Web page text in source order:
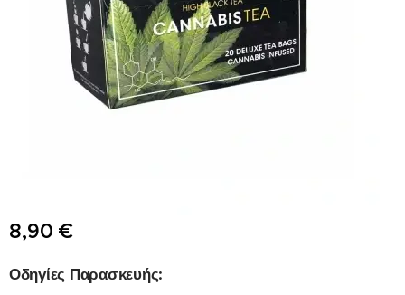
8,90 €
Οδηγίες Παρασκευής: